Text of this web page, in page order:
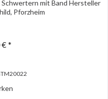
mit Band Hersteller
Pforzheim
€ *